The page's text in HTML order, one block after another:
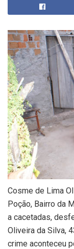
Cosme de Lima
Poção, Bairro da
a cacetadas,
Oliveira da Silva,
crime aconteceu